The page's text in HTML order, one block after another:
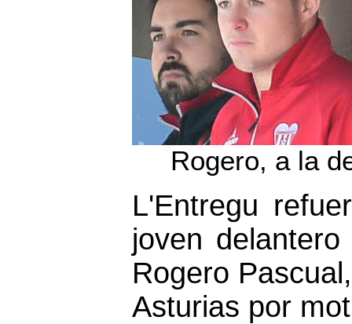
Rogero, a la
L'Entregu
joven
Rogero
Asturias por